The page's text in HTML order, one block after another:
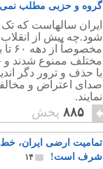
گروه و حزبی مطلب نمی
ایران سالهاست که
شود.چه پیش از
مختلف ممنوع شدند و
با حذف و ترور دگر
صدای اعتراض و
نمایند.
۸۸۵ پخش
تمامیت ارضی ایران، خط
شرف است!
۱۴